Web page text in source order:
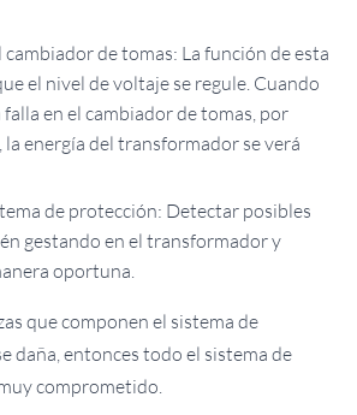
cambiador de tomas: La función de esta
el nivel de voltaje se regule. Cuando
en el cambiador de tomas, por
la energía del transformador se verá
de protección: Detectar posibles
gestando en el transformador y
oportuna.
que componen el sistema de
daña, entonces todo el sistema de
comprometido.